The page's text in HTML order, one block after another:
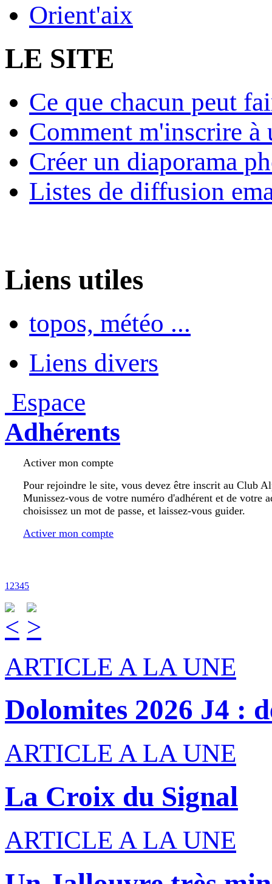
Orient'aix
LE SITE
Ce que chacun peut
Comment m'inscrire à
Créer un diaporama
Listes de diffusion
Liens utiles
topos, météo ...
Liens divers
Espace
Adhérents
Activer mon compte
Pour rejoindre le site, vous devez être inscrit au Club
Munissez-vous de votre numéro d'adhérent et de votre
choisissez un mot de passe, et laissez-vous guider.
Activer mon compte
1 2345
ARTICLE A LA UNE
Dolomites 2026 J4 :
ARTICLE A LA UNE
La Croix du Signal
ARTICLE A LA UNE